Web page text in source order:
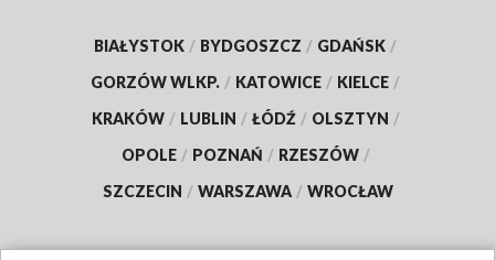
BIAŁYSTOK / BYDGOSZCZ / GDAŃSK /
GORZÓW WLKP. / KATOWICE / KIELCE /
KRAKÓW / LUBLIN / ŁÓDŹ / OLSZTYN /
OPOLE / POZNAŃ / RZESZÓW /
SZCZECIN / WARSZAWA / WROCŁAW